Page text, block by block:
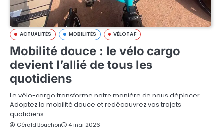
ACTUALITÉS MOBILITÉS VÉLOTAF
Mobilité douce : le vélo cargo
devient l’allié de tous les
quotidiens
Le vélo-cargo transforme notre manière de nous déplacer.
Adoptez la mobilité douce et redécouvrez vos trajets
quotidiens.
Gérald Bouchon 4 mai 2026